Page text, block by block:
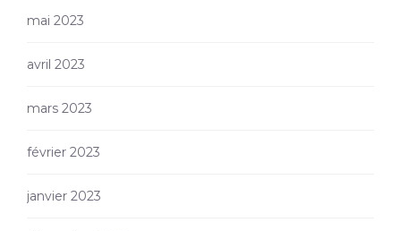
mai 2023
avril 2023
mars 2023
février 2023
janvier 2023